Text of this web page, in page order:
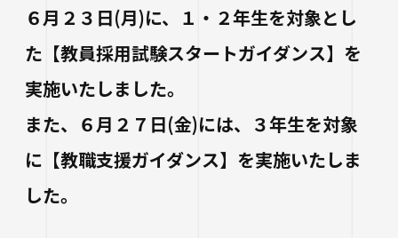
四天王寺大学の取り組み
キャンパス・施設紹介
人文社会学部（2023年度以前入学生）
社会学部人間福祉学科（2026年度以前入学
生）
経営学部（2026年度以前入学生）
大学院
クラブ・サークル紹介
クラス担任制
学生サポートフロア
障害学生支援
あべのハルカスサテライトキャンパス
キャリア教育
免許・資格
数理・データサイエンス・AI教育プログラム
高等教育推進センター
仏教文化研究所
研究
留学体験VOICE
キャンパスで国際交流
四天王寺高等学校／中学校
四天王寺東高等学校／中学校
四天王寺小学校
四天王寺大学後援会
在学生の方
保護者の方
卒業生の方
企業・一般の方
ご寄付をお考えの方へ
教職員サイト
６月２３日(月)に、１・２年生を対象とし
た【教員採用試験スタートガイダンス】を
実施いたしました。
また、６月２７日(金)には、３年生を対象
に【教職支援ガイダンス】を実施いたしま
した。